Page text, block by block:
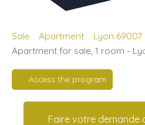
Sale Apartment
Lyon 69007
Apartment for sale, 1 room -
Access the program
Faire votre demande